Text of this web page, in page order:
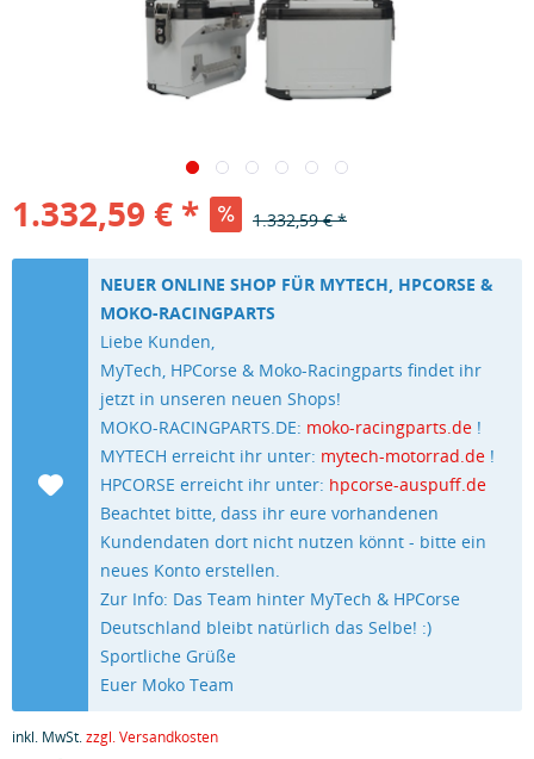
1.332,59 € * 1.332,59 € *
NEUER ONLINE SHOP FÜR MYTECH, HPCORSE &
MOKO-RACINGPARTS
Liebe Kunden,
MyTech, HPCorse & Moko-Racingparts findet ihr
jetzt in unseren neuen Shops!
MOKO-RACINGPARTS.DE: moko-racingparts.de !
MYTECH erreicht ihr unter: mytech-motorrad.de !
HPCORSE erreicht ihr unter: hpcorse-auspuff.de
Beachtet bitte, dass ihr eure vorhandenen
Kundendaten dort nicht nutzen könnt - bitte ein
neues Konto erstellen.
Zur Info: Das Team hinter MyTech & HPCorse
Deutschland bleibt natürlich das Selbe! :)
Sportliche Grüße
Euer Moko Team
inkl. MwSt.zzgl. Versandkosten